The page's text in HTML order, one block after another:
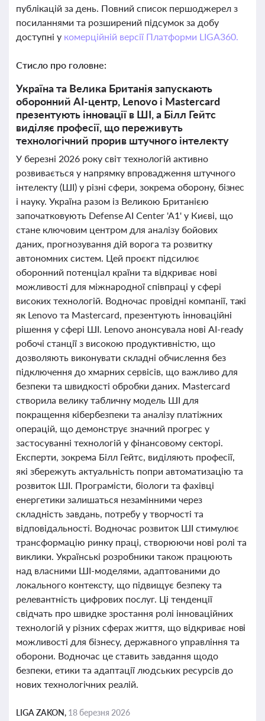
публікацій за день. Повний список першоджерел з
посиланнями та розширений підсумок за добу
доступні у комерційній версії Платформи LIGA360.
Стисло про головне:
Україна та Велика Британія запускають
оборонний AI-центр, Lenovo і Mastercard
презентують інновації в ШІ, а Білл Гейтс
виділяє професії, що переживуть
технологічний прорив штучного інтелекту
У березні 2026 року світ технологій активно
розвивається у напрямку впровадження штучного
інтелекту (ШІ) у різні сфери, зокрема оборону, бізнес
і науку. Україна разом із Великою Британією
започатковують Defense AI Center 'A1' у Києві, що
стане ключовим центром для аналізу бойових
даних, прогнозування дій ворога та розвитку
автономних систем. Цей проєкт підсилює
оборонний потенціал країни та відкриває нові
можливості для міжнародної співпраці у сфері
високих технологій. Водночас провідні компанії, такі
як Lenovo та Mastercard, презентують інноваційні
рішення у сфері ШІ. Lenovo анонсувала нові AI-ready
робочі станції з високою продуктивністю, що
дозволяють виконувати складні обчислення без
підключення до хмарних сервісів, що важливо для
безпеки та швидкості обробки даних. Mastercard
створила велику табличну модель ШІ для
покращення кібербезпеки та аналізу платіжних
операцій, що демонструє значний прогрес у
застосуванні технологій у фінансовому секторі.
Експерти, зокрема Білл Гейтс, виділяють професії,
які збережуть актуальність попри автоматизацію та
розвиток ШІ. Програмісти, біологи та фахівці
енергетики залишаться незамінними через
складність завдань, потребу у творчості та
відповідальності. Водночас розвиток ШІ стимулює
трансформацію ринку праці, створюючи нові ролі та
виклики. Українські розробники також працюють
над власними ШІ-моделями, адаптованими до
локального контексту, що підвищує безпеку та
релевантність цифрових послуг. Ці тенденції
свідчать про швидке зростання ролі інноваційних
технологій у різних сферах життя, що відкриває нові
можливості для бізнесу, державного управління та
оборони. Водночас це ставить завдання щодо
безпеки, етики та адаптації людських ресурсів до
нових технологічних реалій.
LIGA ZAKON, 18 березня 2026